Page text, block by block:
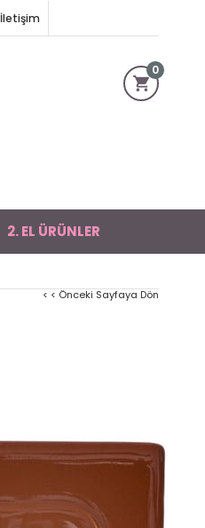
İletişim
0
2. EL ÜRÜNLER
< < Önceki Sayfaya Dön